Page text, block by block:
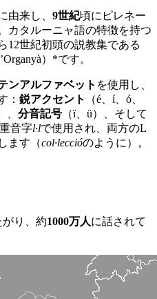
由来し、 9世紀頃にピレネー
カタルーニャ語の特徴を持つ
12世紀初頭の説教集である
）*です。
ンアルファベット を使用し、
： 鋭アクセント
（é、í、ó、
、 分音記号 （ï、ü）、そして
音字l·lで使用され、両方のL
ます（col·leccióのように）。
り、約1000万人に話されて